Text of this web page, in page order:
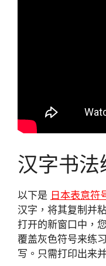
汉字书法
以下是 日本表意符
汉字，将其复制并
打开的新窗口中，
覆盖灰色符号来练
写。只需打印出来